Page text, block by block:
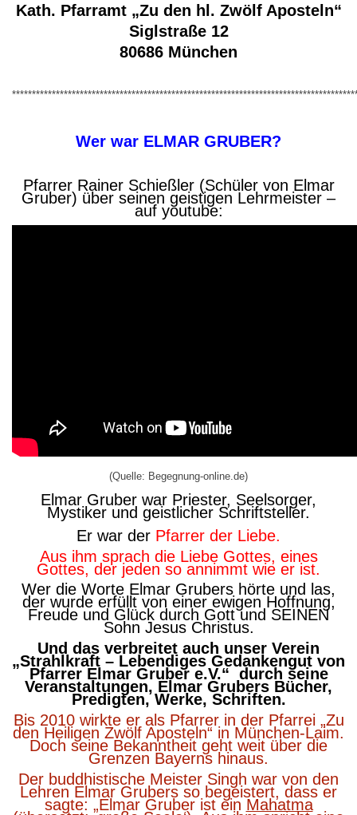
Kath. Pfarramt „Zu den hl. Zwölf Aposteln“
Siglstraße 12
80686 München
Wer war ELMAR GRUBER?
Pfarrer Rainer Schießler (Schüler von Elmar
Gruber) über seinen geistigen Lehrmeister –
auf youtube:
(Quelle: Begegnung-online.de)
Elmar Gruber war Priester, Seelsorger,
Mystiker und geistlicher Schriftsteller.
Er war der Pfarrer der Liebe.
Aus ihm sprach die Liebe Gottes, eines
Gottes, der jeden so annimmt wie er ist.
Wer die Worte Elmar Grubers hörte und las,
der wurde erfüllt von einer ewigen Hoffnung,
Freude und Glück durch Gott und SEINEN
Sohn Jesus Christus.
Und das verbreitet auch unser Verein
„Strahlkraft – Lebendiges Gedankengut von
Pfarrer Elmar Gruber e.V.“ durch seine
Veranstaltungen, Elmar Grubers Bücher,
Predigten, Werke, Schriften.
Bis 2010 wirkte er als Pfarrer in der Pfarrei „Zu
den Heiligen Zwölf Aposteln“ in München-Laim.
Doch seine Bekanntheit geht weit über die
Grenzen Bayerns hinaus.
Der buddhistische Meister Singh war von den
Lehren Elmar Grubers so begeistert, dass er
sagte: „Elmar Gruber ist ein Mahatma